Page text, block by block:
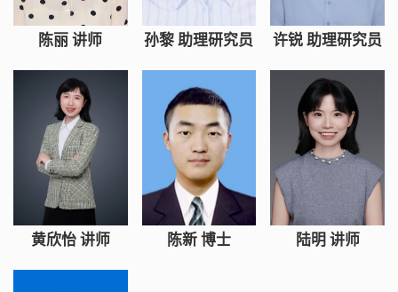
陈丽 讲师 孙黎 助理研究员 许锐 助理研究员
黄欣怡 讲师 陈新 博士 陆明 讲师